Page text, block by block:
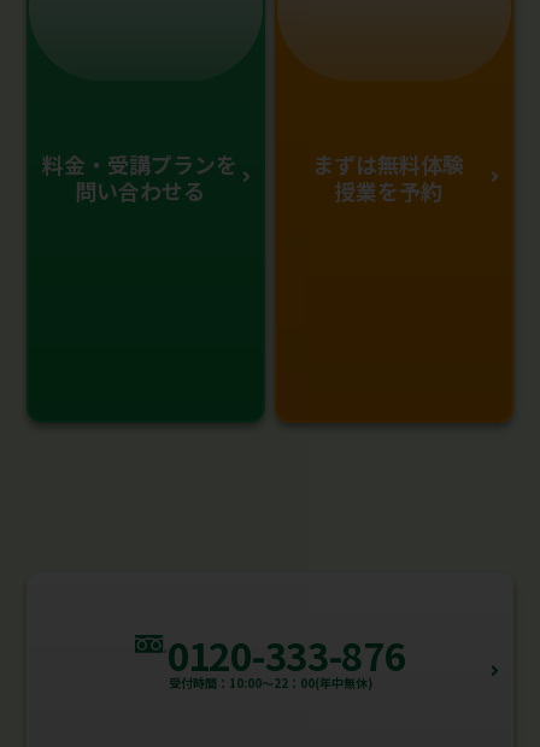
料金・受講プランを
問い合わせる
まずは無料体験
授業を予約
0120-333-876
受付時間：10:00～22：00(年中無休)